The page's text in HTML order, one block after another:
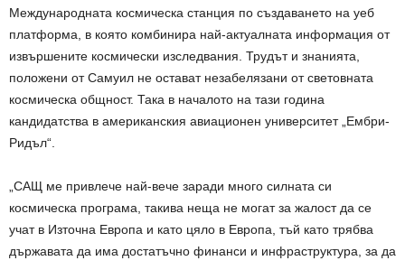
Международната космическа станция по създаването на уеб
платформа, в която комбинира най-актуалната информация от
извършените космически изследвания. Трудът и знанията,
положени от Самуил не остават незабелязани от световната
космическа общност. Така в началото на тази година
кандидатства в американския авиационен университет „Ембри-
Ридъл“.
„САЩ ме привлече най-вече заради много силната си
космическа програма, такива неща не могат за жалост да се
учат в Източна Европа и като цяло в Европа, тъй като трябва
държавата да има достатъчно финанси и инфраструктура, за да